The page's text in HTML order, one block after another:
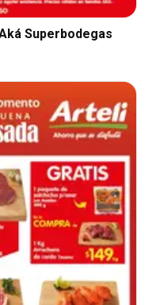
Superbodegas